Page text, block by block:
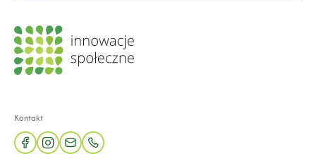
Kontakt
facebookinstagram
mail phone